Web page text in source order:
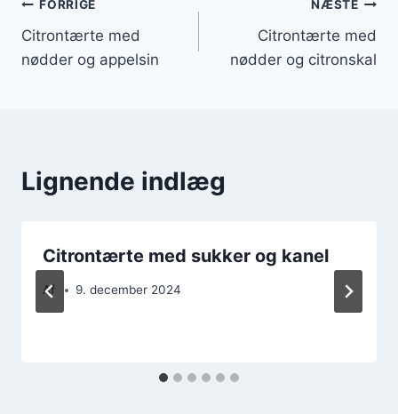
Indlægsnavigation
FORRIGE
Citrontærte med
nødder og appelsin
NÆSTE
Citrontærte med
nødder og citronskal
Lignende indlæg
Citrontærte med sukker og kanel
Af 9. december 2024